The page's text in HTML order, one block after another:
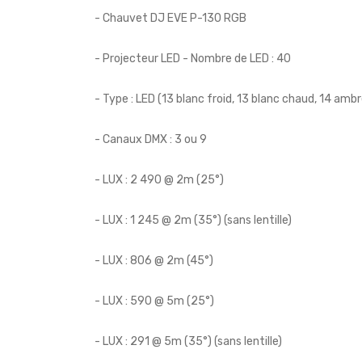
- Chauvet DJ EVE P-130 RGB
- Projecteur LED - Nombre de LED : 40
- Type : LED (13 blanc froid, 13 blanc chaud, 14
- Canaux DMX : 3 ou 9
- LUX : 2 490 @ 2m (25°)
- LUX : 1 245 @ 2m (35°) (sans lentille)
- LUX : 806 @ 2m (45°)
- LUX : 590 @ 5m (25°)
- LUX : 291 @ 5m (35°) (sans lentille)